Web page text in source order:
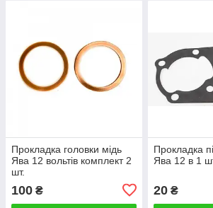
Прокладка головки мідь
Ява 12 вольтів комплект 2
шт.
100 ₴
Прокладка
Ява 12 в 1
20₴